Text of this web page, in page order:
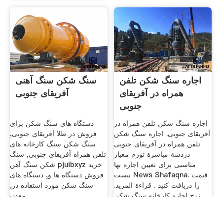
سنگ شکن سنگ آهنی
آفریقای جنوبی
دستگاه های سنگ شکن برای
فروش در طلا آفریقای جنوبی,
سنگ شکن سنگ کارخانه های
تلفن همراه آفریقای جنوبی, سنگ
شکن سنگ آهن pjuibxyz خرید
فروش دستگاه ها و, دستگاه های
سنگ شکن مورد استفاده در,
اجاره سنگ شکن تلفن
همراه در آفریقای
جنوبی
اجاره سنگ شکن تلفن همراه در
آفریقای جنوبی. اجاره سنگ شکن
تلفن همراه در آفریقای جنوبی
دردشة مباشرة تورم معیار
مناسبی برای تعیین اجاره بها
نیست News Shafaqna. قیمت
را دریافت کنید . قراءة المزيد.